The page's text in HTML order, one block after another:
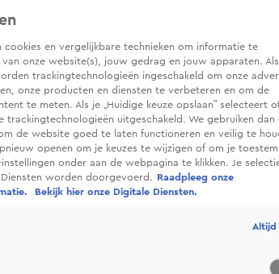
cookies en vergelijkbare technieken om informatie te
onze website(s), jouw gedrag en jouw apparaten. Als
trackingtechnologieën ingeschakeld om onze
onze producten en diensten te verbeteren en om de
te meten. Als je „Huidige keuze opslaan” selecteert
uitgeschakeld. We gebruiken dan
de website goed te laten functioneren en veilig te
openen om je keuzes te wijzigen of om je
onder aan de webpagina te klikken. Je
worden doorgevoerd.
Raadpleeg onze
Bekijk hier onze Digitale Diensten.
Altijd